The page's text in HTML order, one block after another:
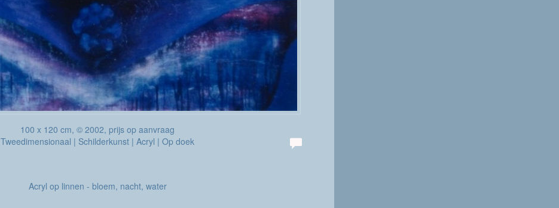
100 x 120 cm, © 2002, prijs op aanvraag
Tweedimensionaal | Schilderkunst | Acryl | Op doek
Acryl op linnen - bloem, nacht, water